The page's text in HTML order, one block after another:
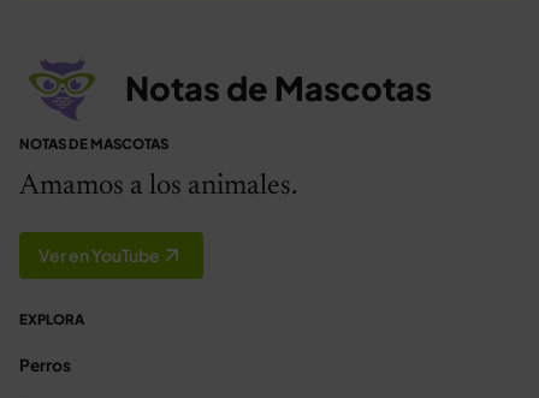
Notas de Mascotas
NOTAS DE MASCOTAS
Amamos a los animales.
Ver en YouTube
EXPLORA
Perros